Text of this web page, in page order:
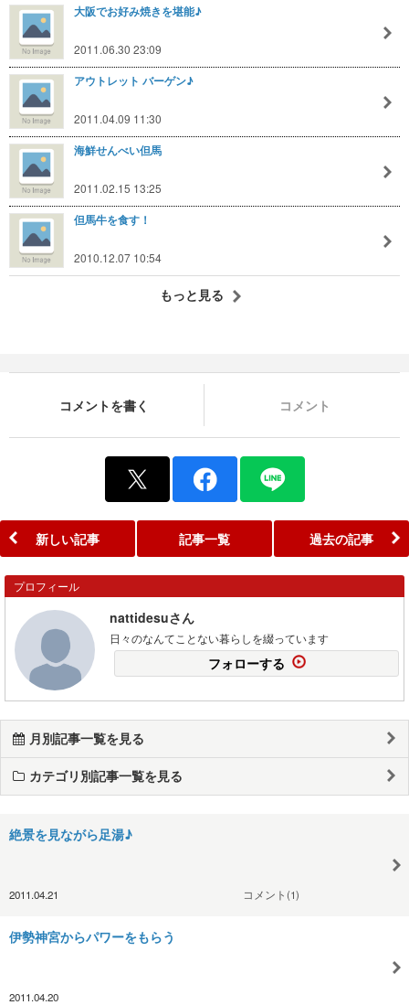
大阪でお好み焼きを堪能♪
2011.06.30 23:09
アウトレット バーゲン♪
2011.04.09 11:30
海鮮せんべい但馬
2011.02.15 13:25
但馬牛を食す！
2010.12.07 10:54
もっと見る
コメントを書く コメント
新しい記事 記事一覧 過去の記事
プロフィール
nattidesuさん
日々のなんてことない暮らしを綴っています
フォローする
月別記事一覧を見る
カテゴリ別記事一覧を見る
絶景を見ながら足湯♪
2011.04.21 コメント(1)
伊勢神宮からパワーをもらう
2011.04.20